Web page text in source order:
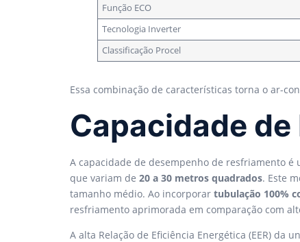
Função ECO
Tecnologia Inverter
Classificação Procel
Essa combinação de características torna o ar-
Capacidade
A capacidade de desempenho de resfriamento
que variam de 20 a 30 metros quadrados. Este
tamanho médio. Ao incorporar tubulação 100%
resfriamento aprimorada em comparação com
A alta Relação de Eficiência Energética (EER)